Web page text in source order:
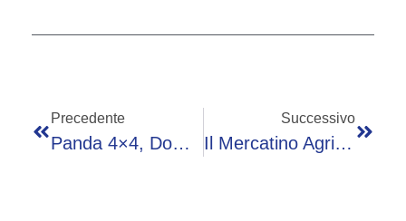
Precedente
Panda 4×4, Domenica 14 Giugno Torna Il Raduno In Val Gandino
Successivo
Il Mercatino Agricolo In Cantina Riapre A Pontida Il 6 Giugno: Nuova Partnership Con Campagna Amica